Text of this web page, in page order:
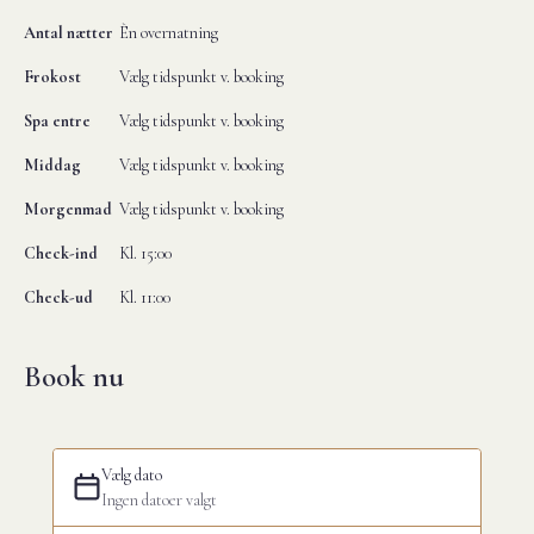
Antal nætter Èn overnatning
Frokost Vælg tidspunkt v. booking
Spa entre Vælg tidspunkt v. booking
Middag Vælg tidspunkt v. booking
Morgenmad Vælg tidspunkt v. booking
Check-ind Kl. 15:00
Check-ud Kl. 11:00
Book nu
Vælg dato
Ingen datoer valgt